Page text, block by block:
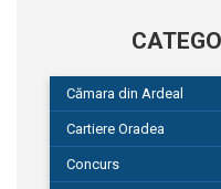
Cămara din Ardeal
Cartiere Oradea
Concurs